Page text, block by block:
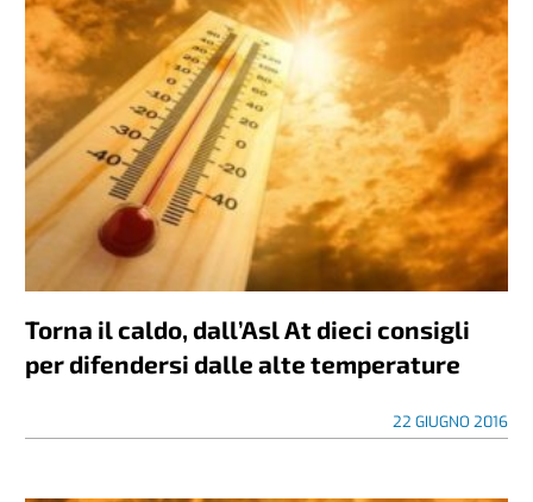
Torna il caldo, dall’Asl At dieci consigli
per difendersi dalle alte temperature
22 GIUGNO 2016